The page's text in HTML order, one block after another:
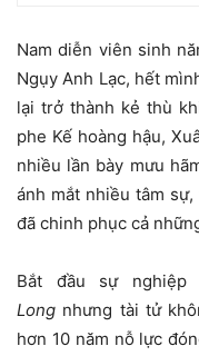
Nam diễn viên sinh
Ngụy Anh Lạc, hết
lại trở thành kẻ thù
phe Kế hoàng hậu,
nhiều lần bày mưu
ánh mắt nhiều tâm
đã chinh phục cả
Bắt đầu sự
Long nhưng tài tử
hơn 10 năm nỗ lực